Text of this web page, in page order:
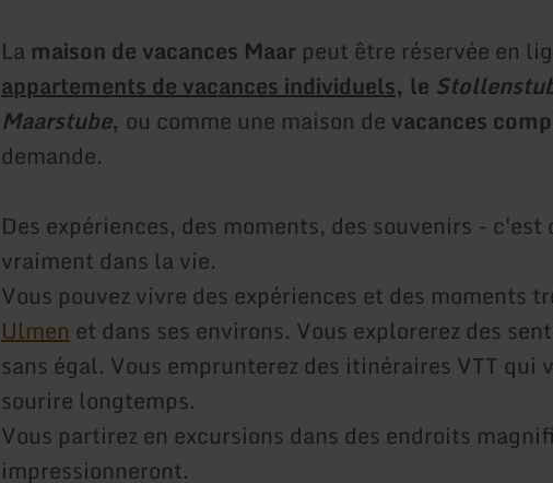
La maison de vacances Maar peut être réservée en
appartements de vacances individuels, le
Maarstube, ou comme une maison de vacances
demande.
Des expériences, des moments, des souvenirs -
vraiment dans la vie.
Vous pouvez vivre des expériences et des moments
Ulmenet dans ses environs. Vous explorerez des
sans égal. Vous emprunterez des itinéraires VTT qui
sourire longtemps.
Vous partirez en excursions dans des endroits
impressionneront.